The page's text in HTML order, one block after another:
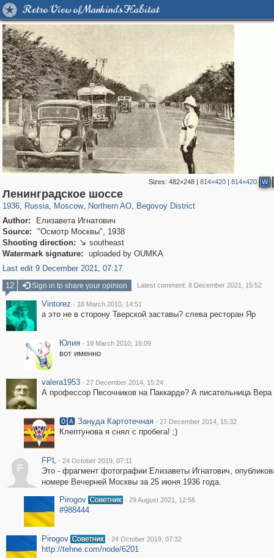
Retro View of Mankind's Habitat
Sizes:482×248 |814×420 |814×420 W
Ленинградское шоссе
1936, Russia
1,406,849 29,243
, Moscow
319,861 8,286
, Northern AO
22,540 598
, Begovoy District
Author:
Елизавета Игнатович
Source:
"Осмотр Москвы", 1938
Shooting direction:  southeast
Watermark signature:
uploaded by OUMKA
Last edit 9 December 2021, 07:17
12
Sign in to share your opinion Latest comment: 8 December 2021, 15:52
Vintorez · 18 March 2010, 14:51
а это не в сторону Тверской заставы? слева ресторан Яр
Юлия · 18 March 2010, 16:09
вот именно
valera1953 · 27 December 2014, 15:24
А профессор Песочников на Паккарде? А писательница Вера
🅾🅰 Зануда Картотечная · 27 December 2014, 15:32
Клептунова я снял с пробега! ;)
F
FPL · 24 October 2019, 07:11
Это - фрагмент фотографии Елизаветы Игнатович,
номере Вечерней Москвы за 25 июня 1936 года.
Pirogov
· 29 August 2021, 12:56
#988444
Pirogov · 24 October 2019, 07:32
http://tehne.com/node/6201